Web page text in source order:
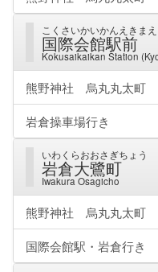
こくさいかいかんえきまえ
国際会館駅前
Kokusaikaikan Station
熊野神社 烏丸丸太町
岩倉操車場行き
いわくらおおさぎちょう
岩倉大鷺町
Iwakura Osagicho
熊野神社 烏丸丸太町
国際会館駅・岩倉行き